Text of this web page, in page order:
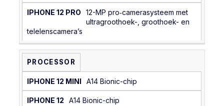
12-MP pro‑camera­systeem met
ultragroothoek-, groothoek- en
telelens­camera’s
PROCESSOR
A14 Bionic-chip
A14 Bionic-chip